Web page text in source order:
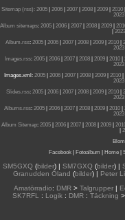
Sitemap (rss): 2005 2006 2007 2008 2009 2010
2023|
Album sitemaps: 2005 2006 2007 2008 2009
2023
Album.rss: 2005 2006 2007 2008 2009 2010
2023|
Images.rss: 2005| 2006| 2007| 2008| 2009| 2010|
2023|
Images.xml: 2005| 2006| 2007| 2008| 2009| 2010|
2023|
Slides.rss: 2005| 2006| 2007| 2008| 2009| 2010|
2023|
Albums.rss: 2005 2006 2007 2008 2009 2010
2023|
Album Sitemap: 2005| 2006| 2007| 2008| 2009|
Facebook| Fotoalbum Home|
SM5GXQ(bilder) | SM7GXQ(bilder) |
Granudden Öland (bilder) | Peter
Amatörradio: DMR> Talgrupper|
SK7RFL
: Logik : DMR : Täckning >